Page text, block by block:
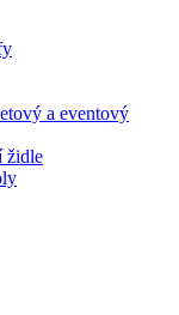
a eventový
židle